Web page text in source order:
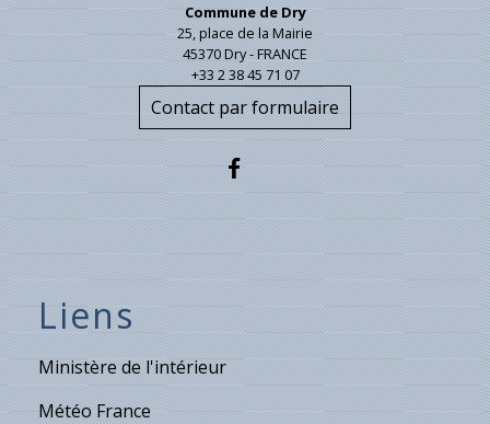
Commune de Dry
25, place de la Mairie
45370 Dry - FRANCE
+33 2 38 45 71 07
Contact par formulaire
Liens
Ministère de l'intérieur
Météo France